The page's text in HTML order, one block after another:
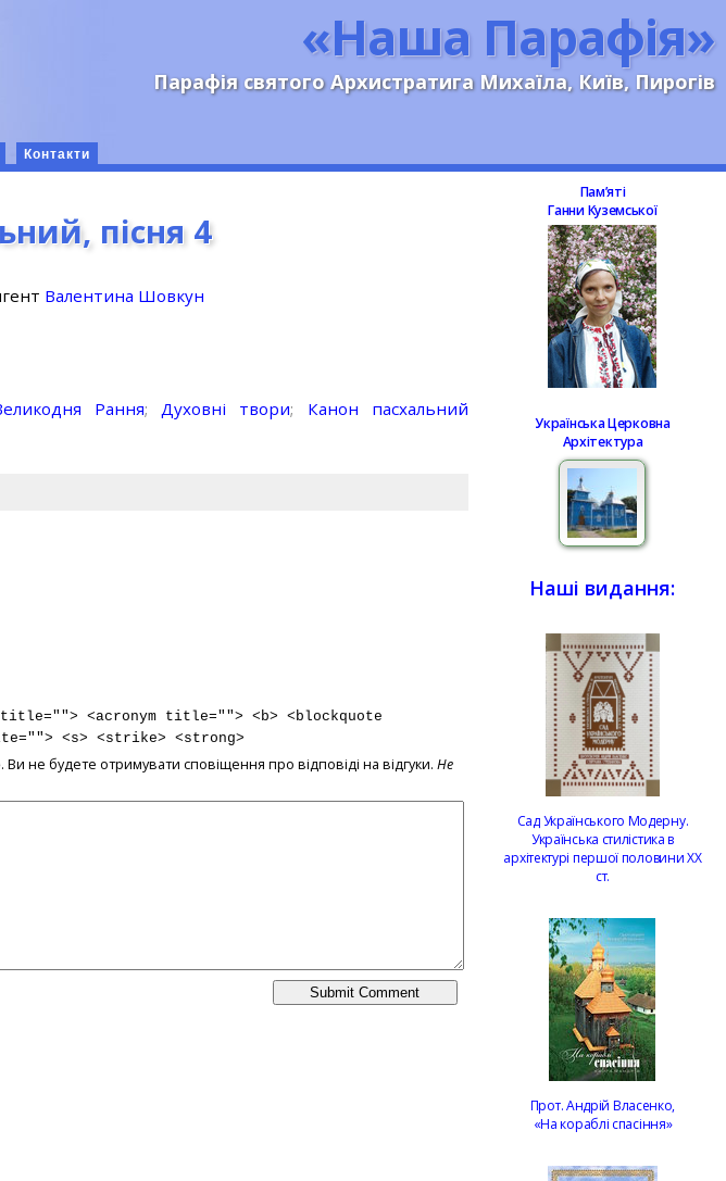
«Наша Парафія»
Парафія святого Архистратига Михаїла, Київ, Пирогів
Контакти
пісня 4
Валентина Шовкун
Рання; Духовні твори; Канон пасхальний
<acronym title=""> <b> <blockquote
<s> <strike> <strong>
. Ви не будете отримувати сповіщення про відповіді на відгуки.Не
Памʼяті
Ганни Куземської
Українська Церковна
Архітектура
Наші видання:
Сад Українського Модерну.
Українська стилістика в
архітектурі першої половини ХХ
ст.
Прот. Андрій Власенко,
«На кораблі спасіння»